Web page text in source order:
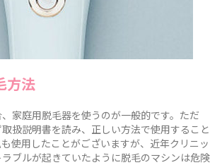
方法
家庭用脱毛器を使うのが一般的です。ただ
扱説明書を読み、正しい方法で使用すること
使用したことがございますが、近年クリニッ
ブルが起きていたように脱毛のマシンは危険